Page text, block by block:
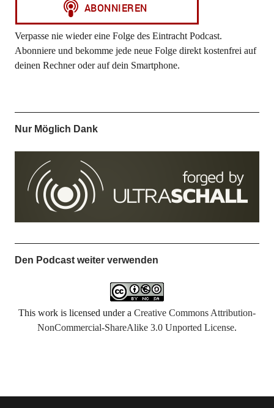
Verpasse nie wieder eine Folge des Eintracht Podcast.
Abonniere und bekomme jede neue Folge direkt kostenfrei auf
deinen Rechner oder auf dein Smartphone.
Nur Möglich Dank
Den Podcast weiter verwenden
This work is licensed under a Creative Commons Attribution-
NonCommercial-ShareAlike 3.0 Unported License.